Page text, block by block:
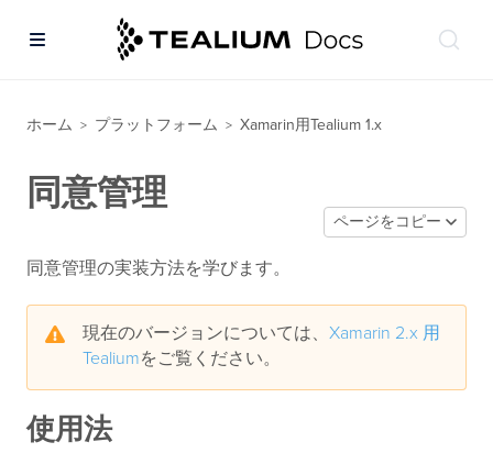
ホーム > プラットフォーム > Xamarin用Tealium 1.x
同意管理
ページをコピー
同意管理の実装方法を学びます。
現在のバージョンについては、 Xamarin 2.x 用
Tealiumをご覧ください。
使用法